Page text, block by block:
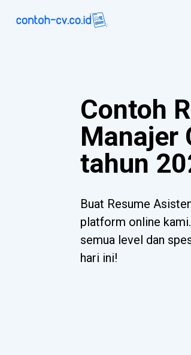
Contoh
Manajer
tahun
Buat Resume
platform online
semua level dan
hari ini!